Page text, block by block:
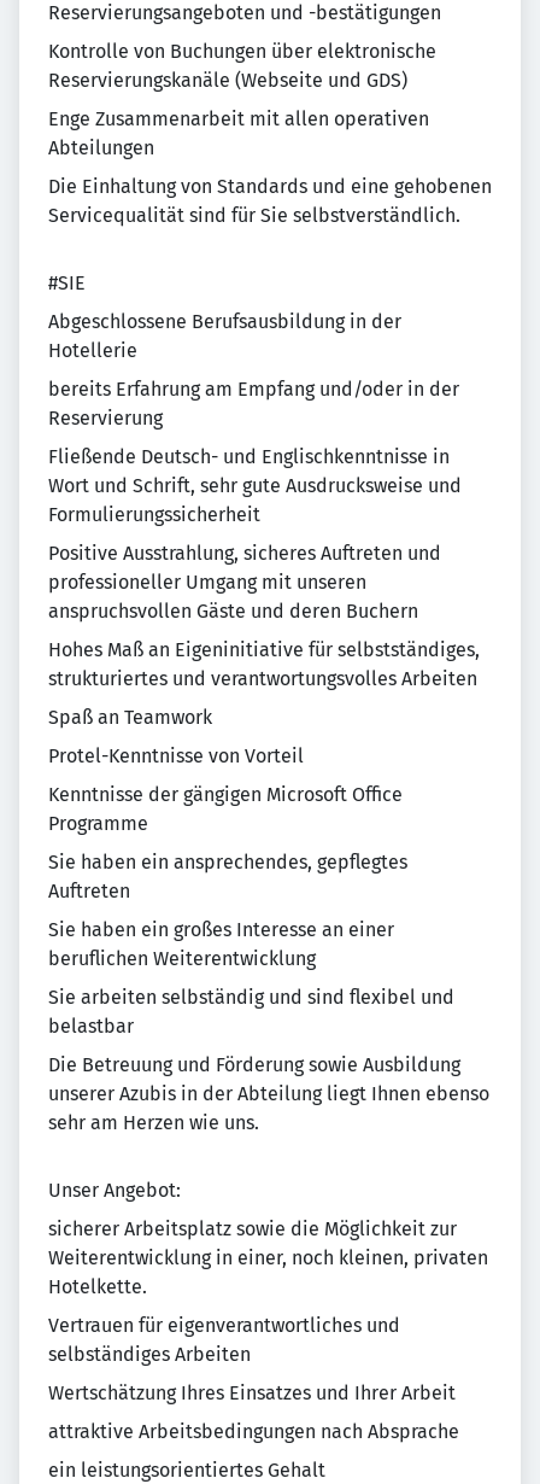
Reservierungsangeboten und -bestätigungen
Kontrolle von Buchungen über elektronische
Reservierungskanäle (Webseite und GDS)
Enge Zusammenarbeit mit allen operativen
Abteilungen
Die Einhaltung von Standards und eine gehobenen
Servicequalität sind für Sie selbstverständlich.
#SIE
Abgeschlossene Berufsausbildung in der
Hotellerie
bereits Erfahrung am Empfang und/oder in der
Reservierung
Fließende Deutsch- und Englischkenntnisse in
Wort und Schrift, sehr gute Ausdrucksweise und
Formulierungssicherheit
Positive Ausstrahlung, sicheres Auftreten und
professioneller Umgang mit unseren
anspruchsvollen Gäste und deren Buchern
Hohes Maß an Eigeninitiative für selbstständiges,
strukturiertes und verantwortungsvolles Arbeiten
Spaß an Teamwork
Protel-Kenntnisse von Vorteil
Kenntnisse der gängigen Microsoft Office
Programme
Sie haben ein ansprechendes, gepflegtes
Auftreten
Sie haben ein großes Interesse an einer
beruflichen Weiterentwicklung
Sie arbeiten selbständig und sind flexibel und
belastbar
Die Betreuung und Förderung sowie Ausbildung
unserer Azubis in der Abteilung liegt Ihnen ebenso
sehr am Herzen wie uns.
Unser Angebot:
sicherer Arbeitsplatz sowie die Möglichkeit zur
Weiterentwicklung in einer, noch kleinen, privaten
Hotelkette.
Vertrauen für eigenverantwortliches und
selbständiges Arbeiten
Wertschätzung Ihres Einsatzes und Ihrer Arbeit
attraktive Arbeitsbedingungen nach Absprache
ein leistungsorientiertes Gehalt